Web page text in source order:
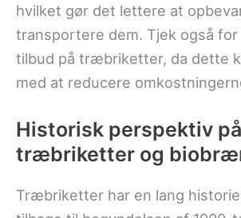
hvilket gør det lettere at
transportere dem. Tjek også
tilbud på træbriketter, da dette
med at reducere
Historisk perspektiv på
træbriketter og
Træbriketter har en lang